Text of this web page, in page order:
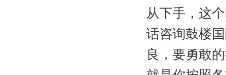
从下手，这
话咨询鼓楼
良，要勇敢